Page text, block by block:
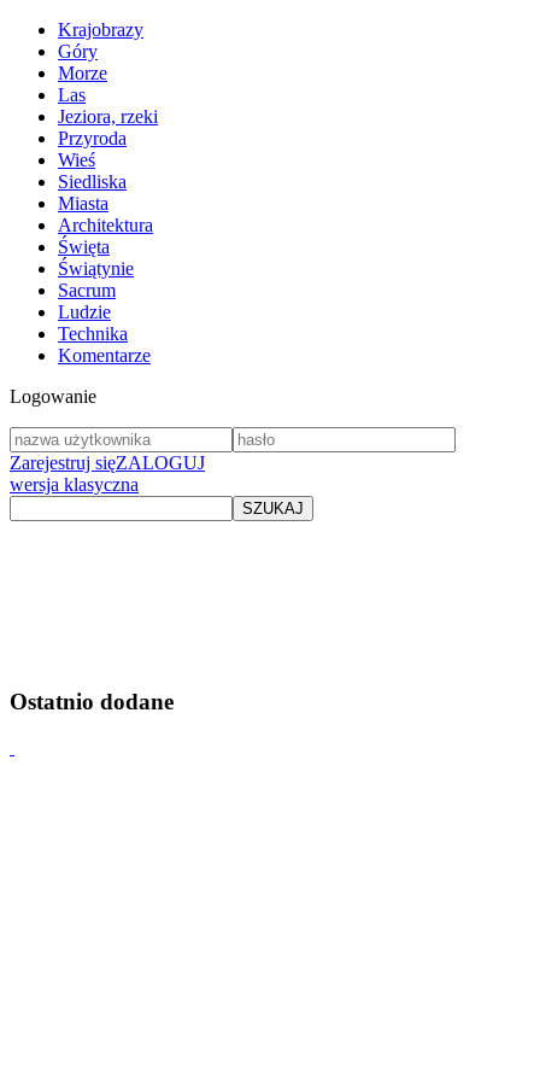
Krajobrazy
Góry
Morze
Las
Jeziora, rzeki
Przyroda
Wieś
Siedliska
Miasta
Architektura
Święta
Świątynie
Sacrum
Ludzie
Technika
Komentarze
Logowanie
Zarejestruj sięZALOGUJ
wersja klasyczna
Ostatnio dodane